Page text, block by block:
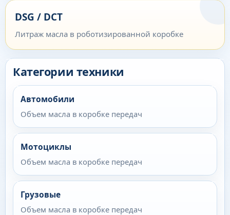
DSG / DCT
Литраж масла в роботизированной коробке
Категории техники
Автомобили
Объем масла в коробке передач
Мотоциклы
Объем масла в коробке передач
Грузовые
Объем масла в коробке передач